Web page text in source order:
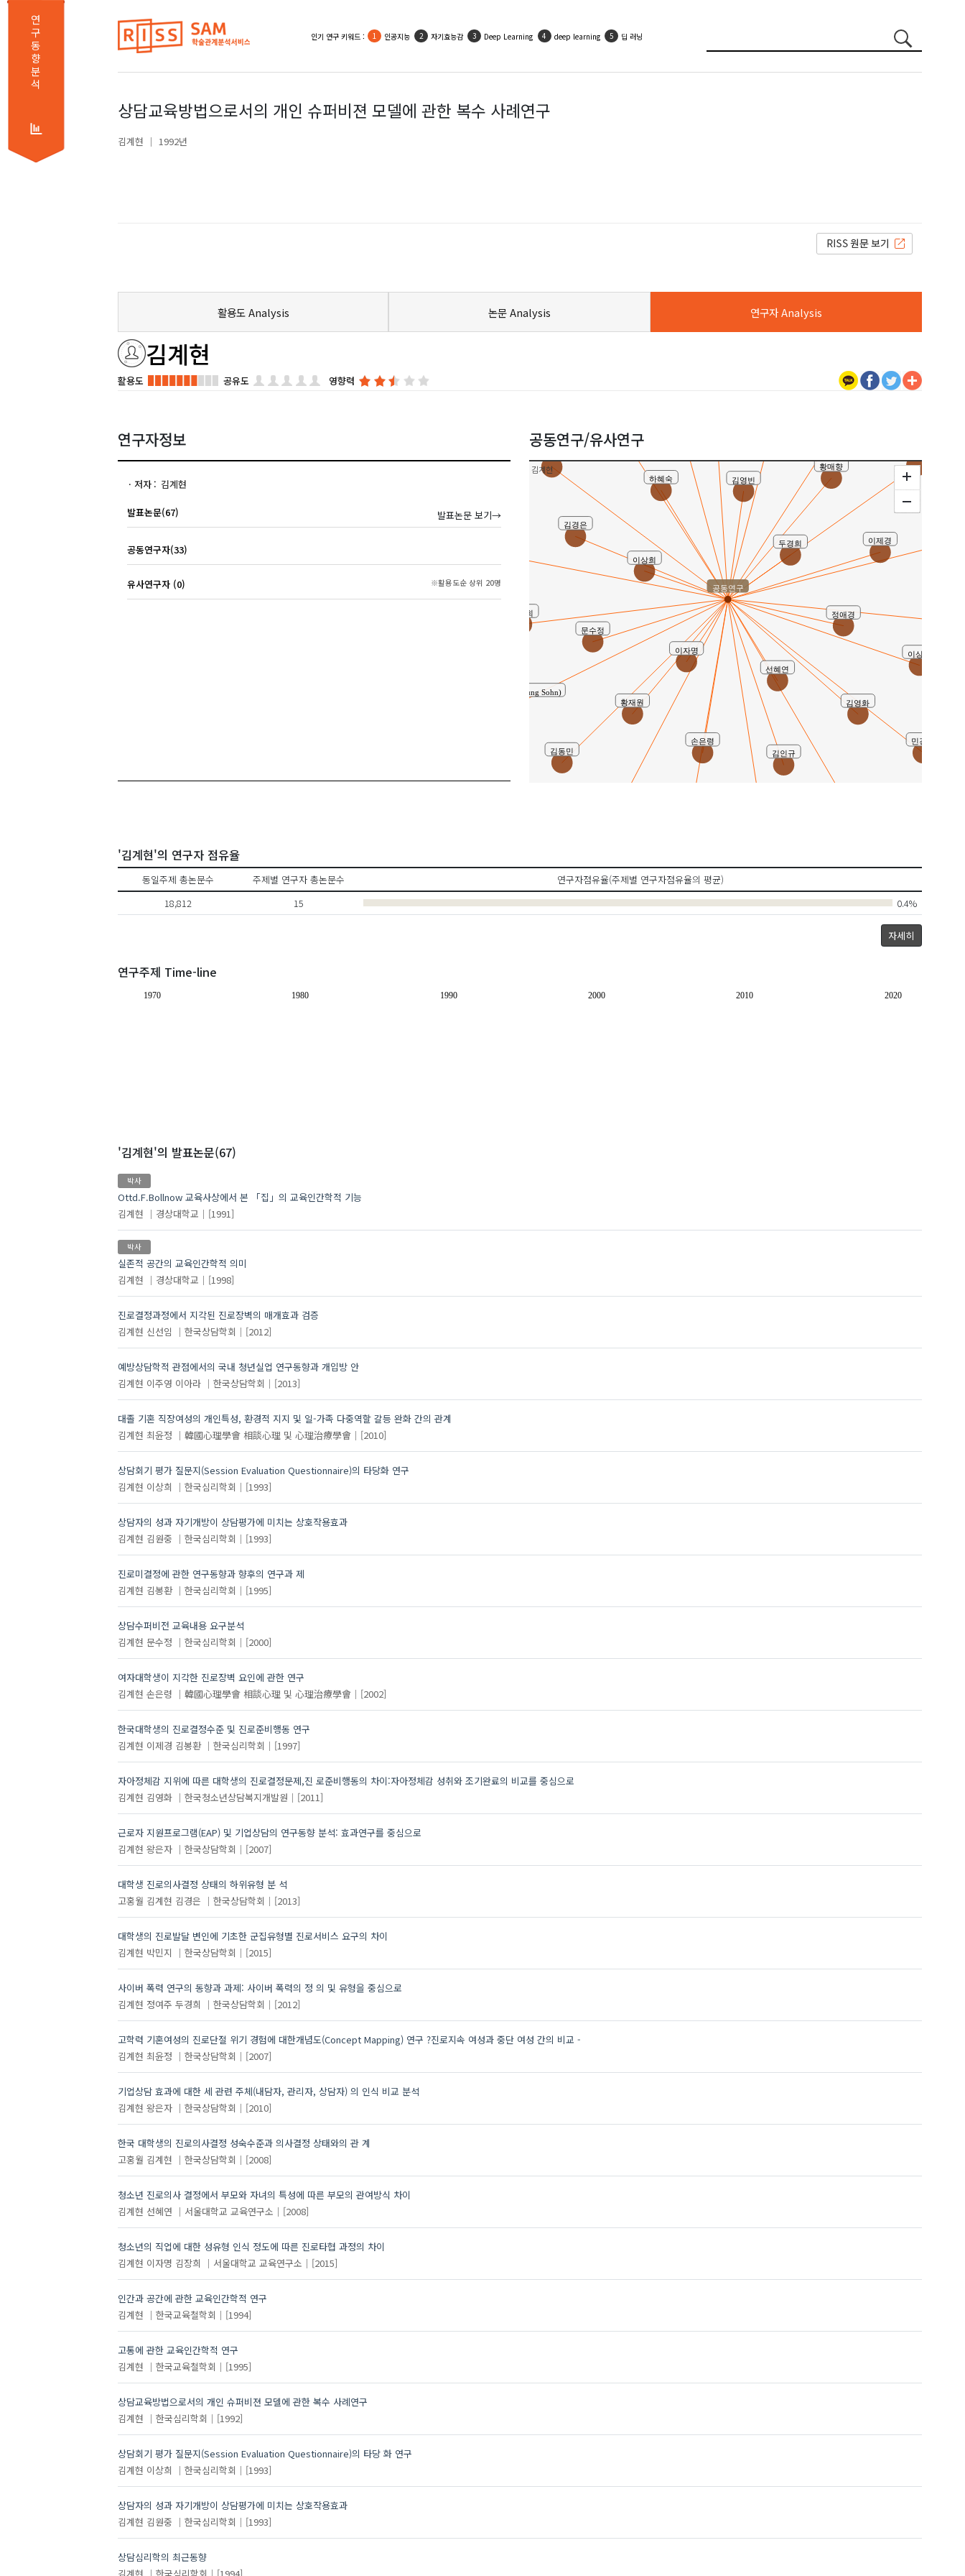
연
구
동
향
분
석
인기 활용 키워드 : 우울 사회적지지 자기효능감 인공지능 자아존중감
상담교육방법으로서의 개인 슈퍼비젼 모델에 관한 복수 사례연구
김계현 1992년
활용도 Analysis 논문 Analysis 연구자 Analysis
김계현
활용도 공유도 영향력
연구자정보
저자 김계현
발표논문(67) 발표논문 보기→
공동연구자(33)
유사연구자 (0) ※활용도순 상위 20명
공동연구/유사연구
김계현
김영빈
정애경
김영화
이상희
이자명
이제경
황재원
김원중
김동민
하혜숙
손은령
김경은
민경화
김장희
두경희
이상희
문수정
손은령(Eun Ryung Sohn)
김인규
선혜연
황매향
공동연구
'김계현'의 연구자 점유율
동일주제 총논문수 주제별 연구자 총논문수
연구자점유율(주제별 연구자점유율의 평균)
18,812
15 0.4%
자세히
연구주제 Time-line
1970 1980 1990 2000 2010 2020
'김계현'의 발표논문(67)
박사
Ottd.F.Bollnow 교육사상에서 본 「집」의 교육인간학적 기능
김계현
경상대학교 [1991]
박사
실존적 공간의 교육인간학적 의미
김계현
경상대학교 [1998]
진로결정과정에서 지각된 진로장벽의 매개효과 검증
김계현 신선임 한국상담학회 [2012]
예방상담학적 관점에서의 국내 청년실업 연구동향과 개입방 안
김계현 이주영 이아라 한국상담학회 [2013]
대졸 기혼 직장여성의 개인특성, 환경적 지지 및 일-가족 다중역할 갈등 완화 간의 관계
김계현 최윤정 韓國心理學會 相談心理 및 心理治療學會 [2010]
상담회기 평가 질문지(Session Evaluation Questionnaire)의 타당화 연구
김계현 이상희 한국심리학회 [1993]
상담자의 성과 자기개방이 상담평가에 미치는 상호작용효과
김계현 김원중 한국심리학회 [1993]
진로미결정에 관한 연구동향과 향후의 연구과 제
김계현 김봉환 한국심리학회 [1995]
상담수퍼비전 교육내용 요구분석
김계현 문수정 한국심리학회 [2000]
여자대학생이 지각한 진로장벽 요인에 관한 연구
김계현 손은령 韓國心理學會 相談心理 및 心理治療學會 [2002]
한국대학생의 진로결정수준 및 진로준비행동 연구
김계현 이제경 김봉환 한국심리학회 [1997]
자아정체감 지위에 따른 대학생의 진로결정문제,진 로준비행동의 차이:자아정체감 성취와 조기완료의 비교를 중심으로
김계현 김영화 한국청소년상담복지개발원 [2011]
근로자 지원프로그램(EAP) 및 기업상담의 연구동향 분석: 효과연구를 중심으로
김계현 왕은자 한국상담학회 [2007]
대학생 진로의사결정 상태의 하위유형 분 석
고홍월 김계현 김경은 한국상담학회 [2013]
대학생의 진로발달 변인에 기초한 군집유형별 진로서비스 요구의 차이
김계현 박민지 한국상담학회 [2015]
사이버 폭력 연구의 동향과 과제: 사이버 폭력의 정 의 및 유형을 중심으로
김계현 정여주 두경희 한국상담학회 [2012]
고학력 기혼여성의 진로단절 위기 경험에 대한개념도(Concept Mapping) 연구 ?진로지속 여성과 중단 여성 간의 비교 -
김계현 최윤정 한국상담학회 [2007]
기업상담 효과에 대한 세 관련 주체(내담자, 관리자, 상담자) 의 인식 비교 분석
김계현 왕은자 한국상담학회 [2010]
한국 대학생의 진로의사결정 성숙수준과 의사결정 상태와의 관 계
고홍월 김계현 한국상담학회 [2008]
청소년 진로의사 결정에서 부모와 자녀의 특성에 따른 부모의 관여방식 차이
김계현 선혜연 서울대학교 교육연구소 [2008]
청소년의 직업에 대한 성유형 인식 정도에 따른 진로타협 과정의 차이
김계현 이자명 김장희 서울대학교 교육연구소 [2015]
인간과 공간에 관한 교육인간학적 연구
김계현
한국교육철학회 [1994]
고통에 관한 교육인간학적 연구
김계현
한국교육철학회 [1995]
상담교육방법으로서의 개인 슈퍼비젼 모델에 관한 복수 사례연구
김계현
한국심리학회 [1992]
상담회기 평가 질문지(Session Evaluation Questionnaire)의 타당 화 연구
김계현 이상희 한국심리학회 [1993]
상담자의 성과 자기개방이 상담평가에 미치는 상호작용효과
김계현 김원중 한국심리학회 [1993]
상담심리학의 최근동향